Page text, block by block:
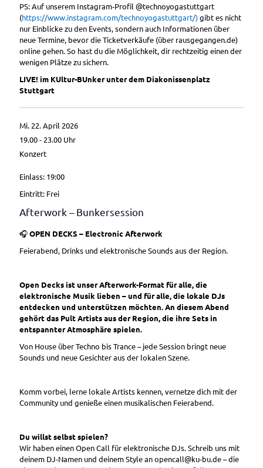
PS: Auf unserem Instagram-Profil @technoyogastuttgart
(https://www.instagram.com/technoyogastuttgart/)gibt es nicht
nur Einblicke zu den Events, sondern auch Informationen über
neue Termine, bevor die Ticketverkäufe (über rausgegangen.de)
online gehen. So hast du die Möglichkeit, dir rechtzeitig einen der
wenigen Plätze zu sichern.
LIVE! im KUltur-BUnker unter dem Diakonissenplatz
Stuttgart
Mi. 22. April 2026
19.00 - 23.00 Uhr
Konzert
Einlass: 19:00
Eintritt: Frei
Afterwork – Bunkersession
🎧OPEN DECKS – Electronic Afterwork
Feierabend, Drinks und elektronische Sounds aus der Region.
Open Decks ist unser Afterwork-Format für alle, die
elektronische Musik lieben – und für alle, die lokale DJs
entdecken und unterstützen möchten. An diesem Abend
gehört das Pult Artists aus der Region, die ihre Sets in
entspannter Atmosphäre spielen.
Von House über Techno bis Trance – jede Session bringt neue
Sounds und neue Gesichter aus der lokalen Szene.
Komm vorbei, lerne lokale Artists kennen, vernetze dich mit der
Community und genieße einen musikalischen Feierabend.
Du willst selbst spielen?
Wir haben einen Open Call für elektronische DJs. Schreib uns mit
deinem DJ-Namen und deinem Style an opencall@ku-bu.de – die